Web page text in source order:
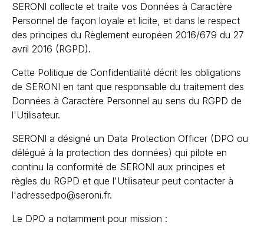
SERONI collecte et traite vos Données à Caractère
Personnel de façon loyale et licite, et dans le respect
des principes du Règlement européen 2016/679 du 27
avril 2016 (RGPD).
Cette Politique de Confidentialité décrit les obligations
de SERONI en tant que responsable du traitement des
Données à Caractère Personnel au sens du RGPD de
l'Utilisateur.
SERONI a désigné un Data Protection Officer (DPO ou
délégué à la protection des données) qui pilote en
continu la conformité de SERONI aux principes et
règles du RGPD et que l'Utilisateur peut contacter à
l'adressedpo@seroni.fr.
Le DPO a notamment pour mission :